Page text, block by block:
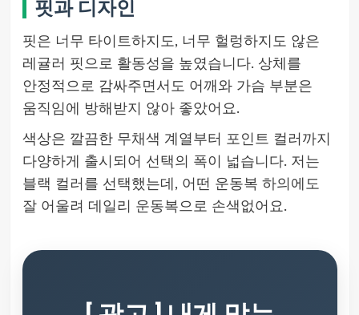
핏과 디자인
핏은 너무 타이트하지도, 너무 헐렁하지도 않은
레귤러 핏으로 활동성을 높였습니다. 상체를
안정적으로 감싸주면서도 어깨와 가슴 부분은
움직임에 방해받지 않아 좋았어요.
색상은 깔끔한 무채색 계열부터 포인트 컬러까지
다양하게 출시되어 선택의 폭이 넓습니다. 저는
블랙 컬러를 선택했는데, 어떤 운동복 하의에도
잘 어울려 데일리 운동복으로 손색없어요.